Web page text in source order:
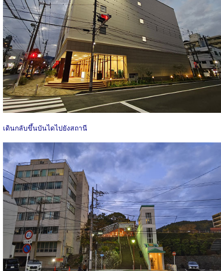
เดินกลับขึ้นบันไดไปยังสถานี